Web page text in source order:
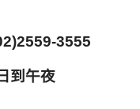
3555
到午夜